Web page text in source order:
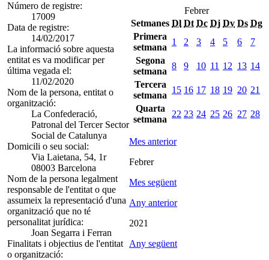
Número de registre:
17009
Data de registre:
14/02/2017
La informació sobre aquesta
entitat es va modificar per
última vegada el:
11/02/2020
Nom de la persona, entitat o
organització:
La Confederació,
Patronal del Tercer Sector
Social de Catalunya
Domicili o seu social:
Via Laietana, 54, 1r
08003 Barcelona
Nom de la persona legalment
responsable de l'entitat o que
assumeix la representació d'una
organització que no té
personalitat jurídica:
Joan Segarra i Ferran
Finalitats i objectius de l'entitat
o organització:
Febrer
Setmanes Dl Dt Dc Dj Dv Ds Dg
Primera
setmana
1 2 3 4 5 6
7
Segona
setmana
8 9 10 11 12 13 14
Tercera
setmana
15 16 17 18 19 20 21
Quarta
setmana
22 23 24 25 26 27 28
Mes anterior
Febrer
Mes següent
Any anterior
2021
Any següent